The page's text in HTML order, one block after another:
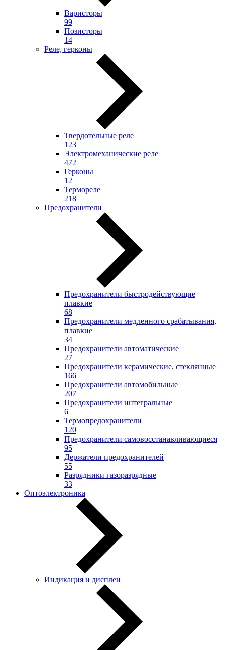
Варисторы
99
Позисторы
14
Реле, герконы
Твердотельные реле
123
Электромеханические реле
472
Герконы
12
Термореле
218
Предохранители
Предохранители быстродействующие
плавкие
68
Предохранители медленного срабатывания,
плавкие
34
Предохранители автоматические
27
Предохранители керамические, стеклянные
166
Предохранители автомобильные
207
Предохранители интегральные
6
Термопредохранители
120
Предохранители самовосстанавливающиеся
95
Держатели предохранителей
55
Разрядники газоразрядные
33
Оптоэлектроника
Индикация и дисплеи